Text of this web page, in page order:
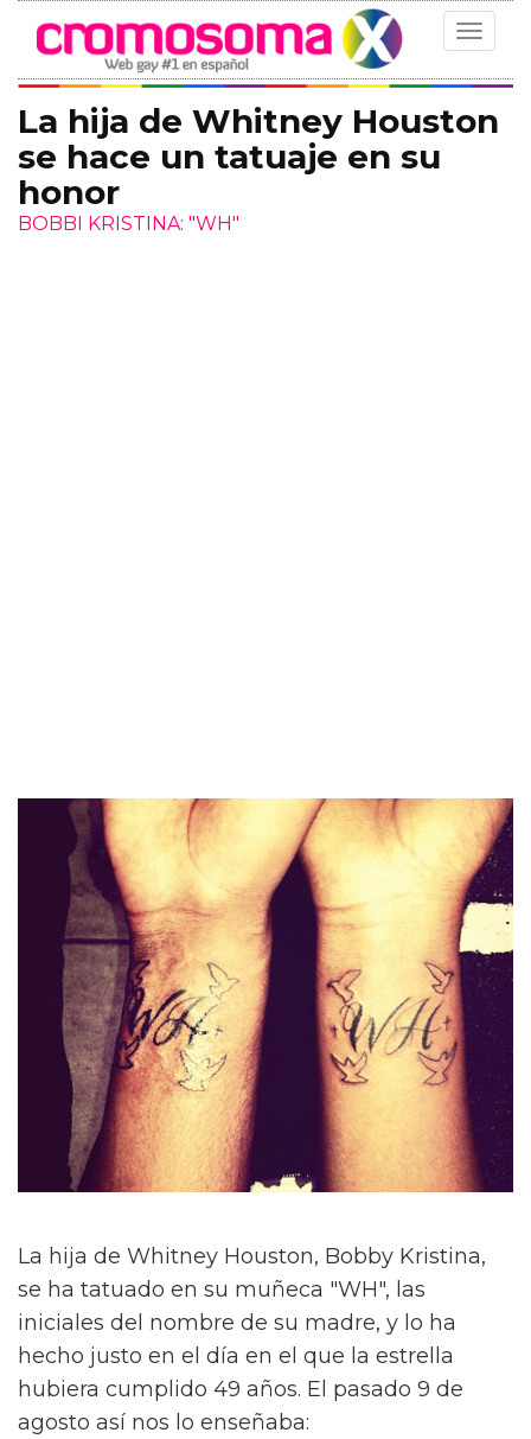
Toggle
La hija de Whitney Houston
se hace un tatuaje en su
honor
BOBBI KRISTINA: "WH"
La hija de Whitney Houston, Bobby Kristina,
se ha tatuado en su muñeca "WH", las
iniciales del nombre de su madre, y lo ha
hecho justo en el día en el que la estrella
hubiera cumplido 49 años. El pasado 9 de
agosto así nos lo enseñaba: